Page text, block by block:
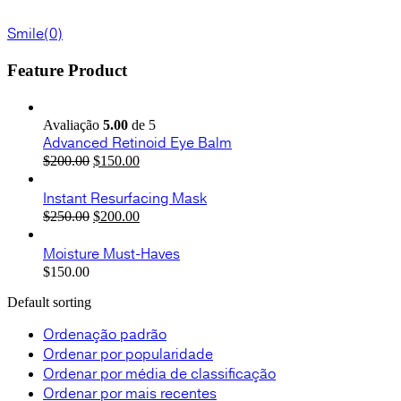
Smile(0)
Feature Product
Avaliação 5.00 de 5
Advanced Retinoid Eye Balm
$200.00 O
original
era:
$200.00.
$150.00O
atual
é:
$150.00.
Instant Resurfacing Mask
$250.00 O
original
era:
$200.00O
atual
é:
Moisture Must-Haves
$150.00
Default sorting
Ordenação padrão
Ordenar por popularidade
Ordenar por média de classificação
Ordenar por mais recentes